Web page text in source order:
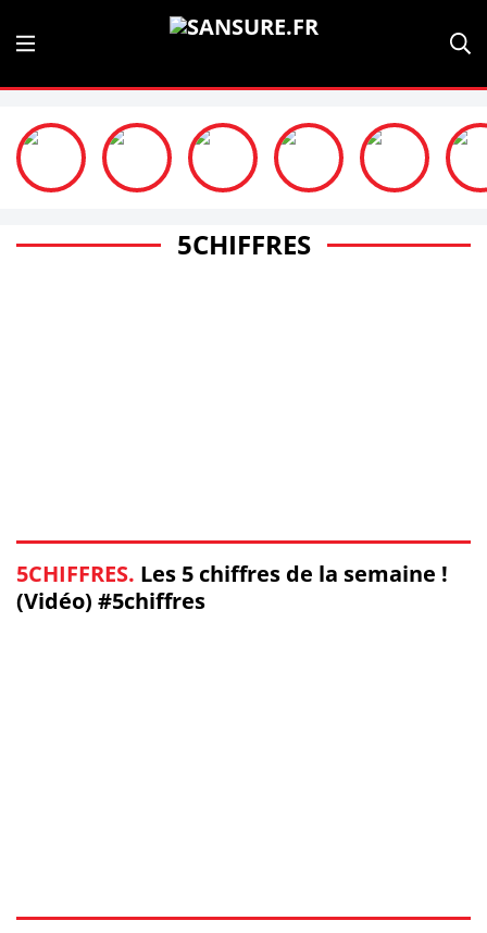
5CHIFFRES
5CHIFFRES. Les 5 chiffres de la semaine !
(Vidéo) #5chiffres